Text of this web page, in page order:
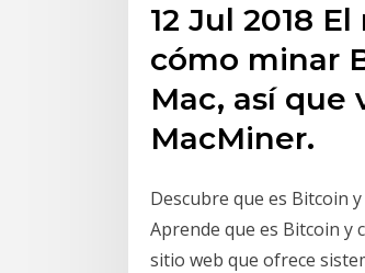
12 Jul 2018
cómo minar
Mac, así que
MacMiner.
Descubre que es Bitcoin
Aprende que es Bitcoin y
sitio web que ofrece